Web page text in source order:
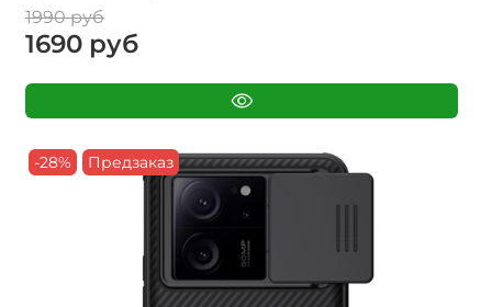
1990 руб
1690 руб
-28% Предзаказ